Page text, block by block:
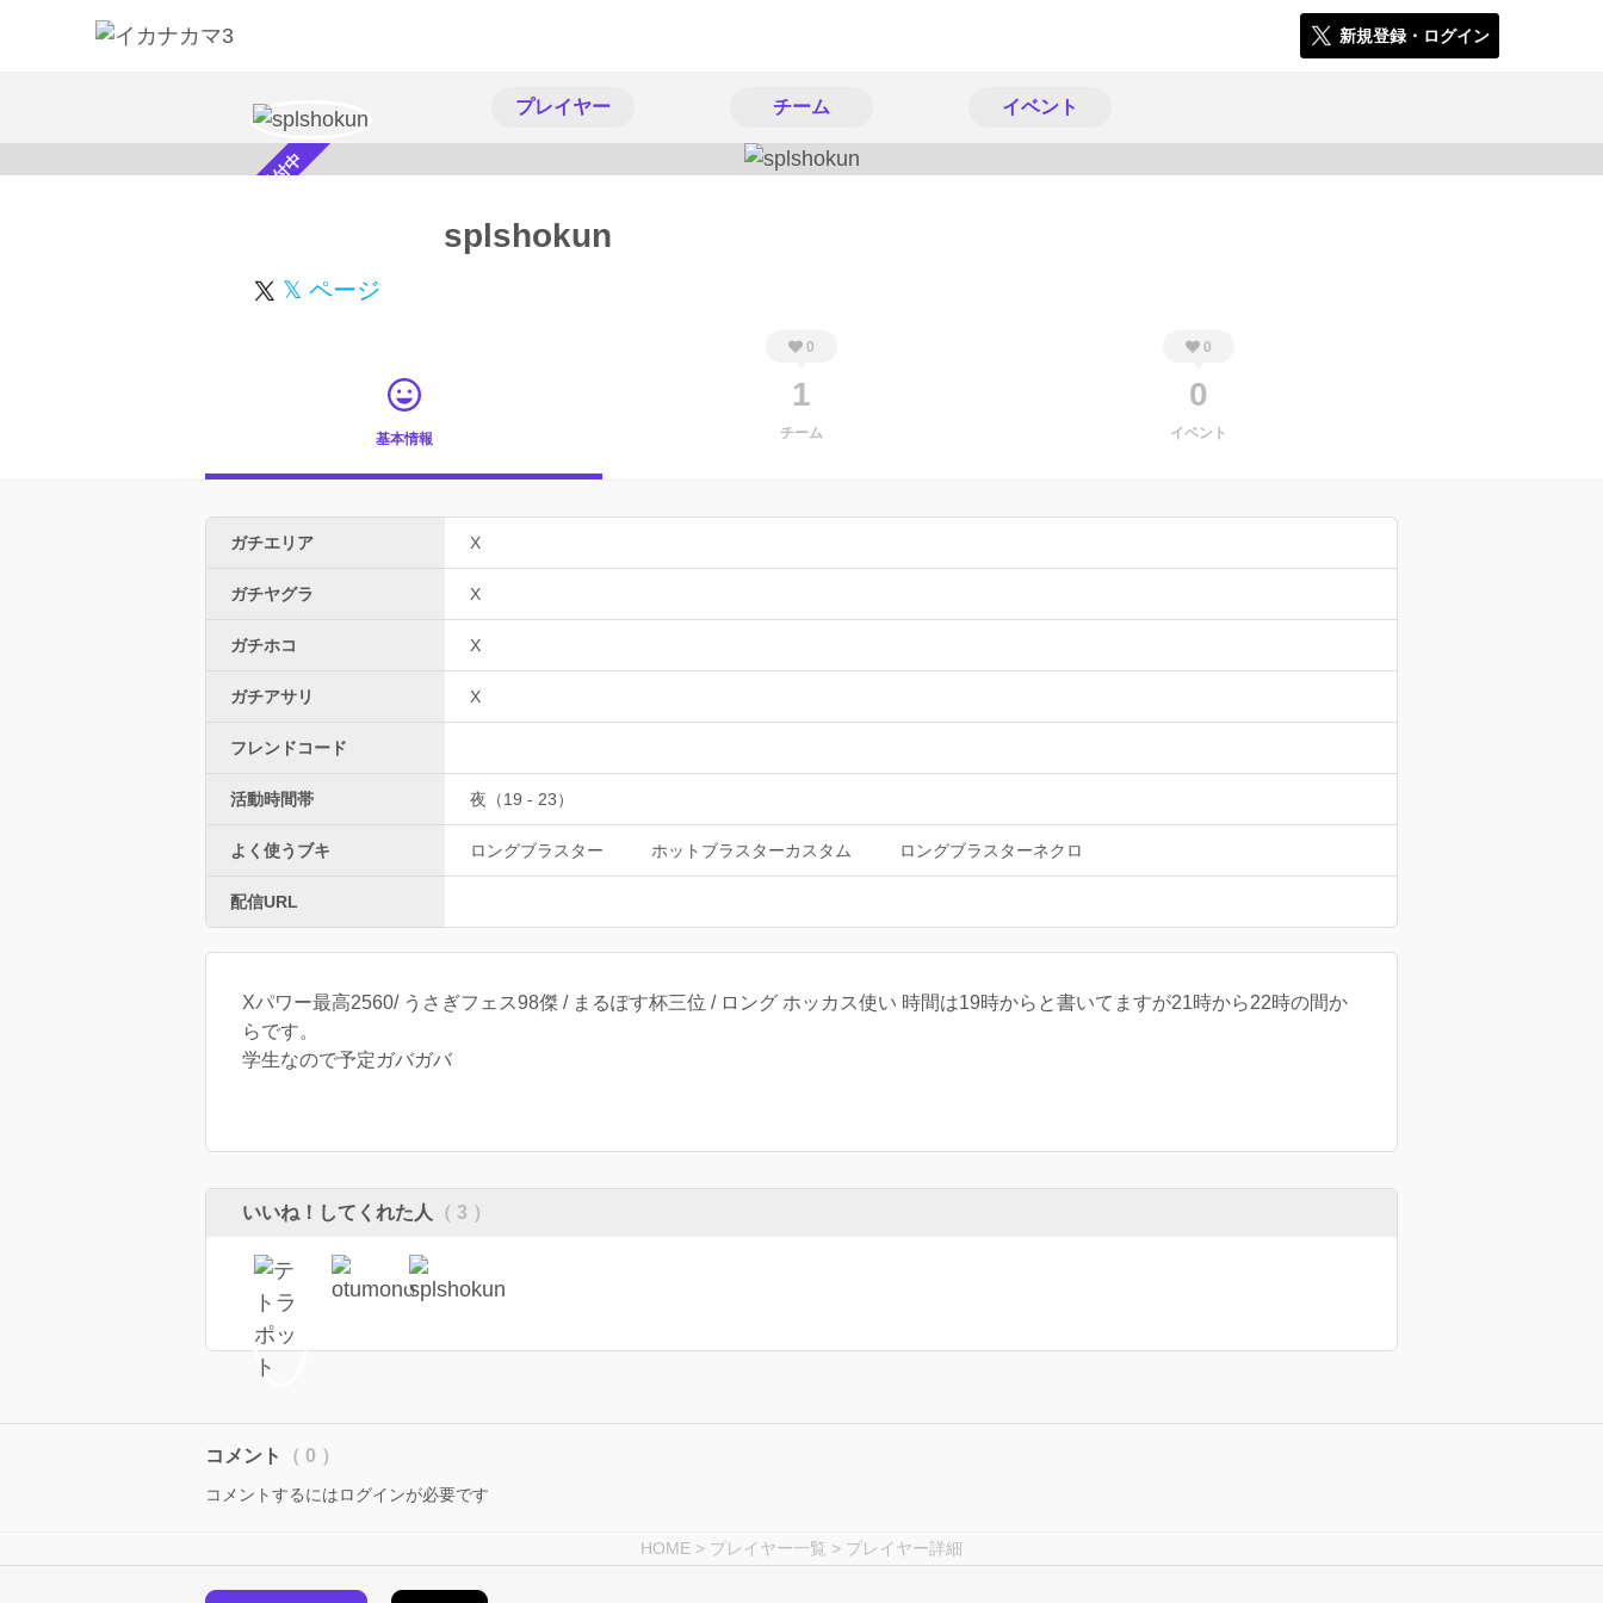
新規登録・ログイン
プレイヤー チーム イベント
スカウト受付中 splshokun
𝕏 ページ
基本情報
0
1
チーム
0
0
イベント
ガチエリア X
ガチヤグラ X
ガチホコ X
ガチアサリ X
フレンドコード
活動時間帯 夜（19 - 23）
よく使うブキ ロングブラスター ホットブラスターカスタム ロングブラスターネクロ
配信URL
Xパワー最高2560/ うさぎフェス98傑 / まるぽす杯三位 / ロング ホッカス使い 時間は19時からと書いてますが21時から22時の間か
らです。
学生なので予定ガバガバ
いいね！してくれた人 （ 3 ）
コメント （ 0 ）
コメントするにはログインが必要です
HOME > プレイヤー一覧 > プレイヤー詳細